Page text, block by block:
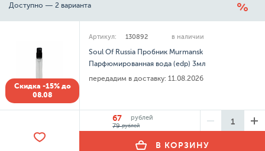
Доступно — 2 варианта
Скидка -15% до
08.08
Артикул: 130892 в наличии
Soul Of Russia Пробник Murmansk
Парфюмированная вода (edp) 3мл
передадим в доставку: 11.08.2026
67
рублей
79рублей
В КОРЗИНУ